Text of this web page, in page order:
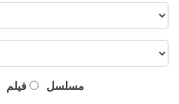
فيلم مسلسل